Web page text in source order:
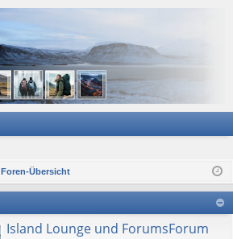
Foren-Übersicht
Island Lounge und ForumsForum